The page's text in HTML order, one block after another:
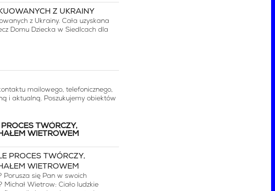
z Ukrainy. Cała uzyskana
Domu Dziecka w Siedlcach dla
mailowego, telefonicznego,
i aktualną. Poszukujemy obiektów
TWÓRCZY,
WIETROWEM
Porusza się Pan w swoich
Wietrow: Ciało ludzkie